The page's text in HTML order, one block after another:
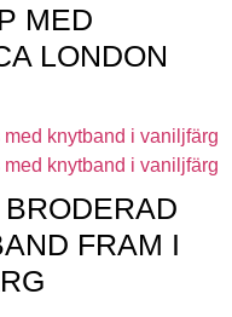
MED
LONDON
FRAM I